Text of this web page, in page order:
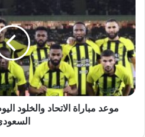
موعد مباراة الاتحاد والخلود